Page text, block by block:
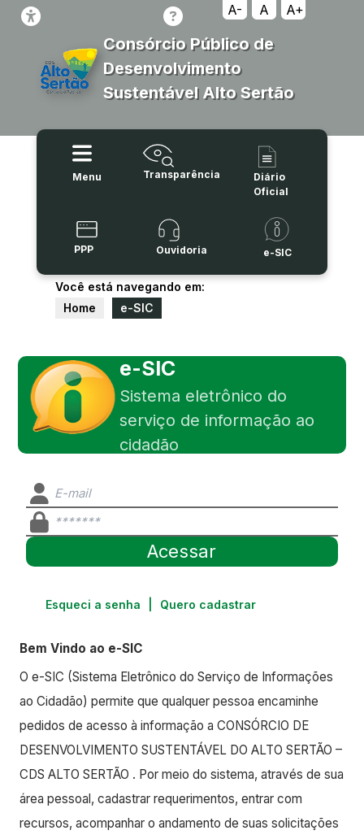
A- A A+
Consórcio Público de
Desenvolvimento
Sustentável Alto Sertão
Menu Transparência
Diário
Oficial
PPP Ouvidoria e-SIC
Você está navegando em:
Home
e-SIC
e-SIC
Sistema eletrônico do
serviço de informação ao
cidadão
Esqueci a senha Quero cadastrar
Bem Vindo ao e-SIC
O e-SIC (Sistema Eletrônico do Serviço de Informações
ao Cidadão) permite que qualquer pessoa encaminhe
pedidos de acesso à informação a CONSÓRCIO DE
DESENVOLVIMENTO SUSTENTÁVEL DO ALTO SERTÃO –
CDS ALTO SERTÃO . Por meio do sistema, através de sua
área pessoal, cadastrar requerimentos, entrar com
recursos, acompanhar o andamento de suas solicitações